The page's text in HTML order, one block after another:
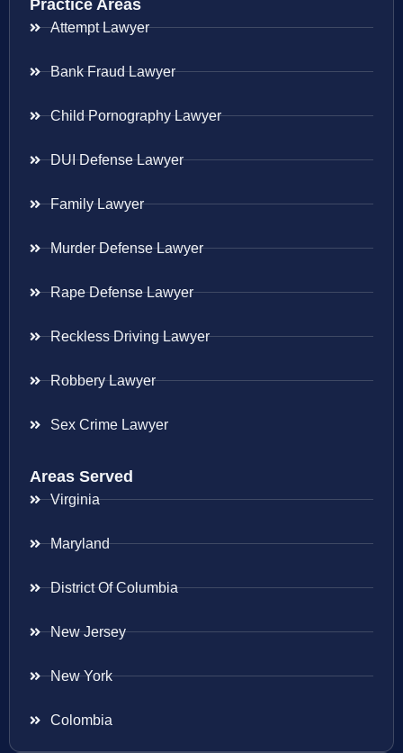
Practice Areas
Attempt Lawyer
Bank Fraud Lawyer
Child Pornography Lawyer
DUI Defense Lawyer
Family Lawyer
Murder Defense Lawyer
Rape Defense Lawyer
Reckless Driving Lawyer
Robbery Lawyer
Sex Crime Lawyer
Areas Served
Virginia
Maryland
District Of Columbia
New Jersey
New York
Colombia